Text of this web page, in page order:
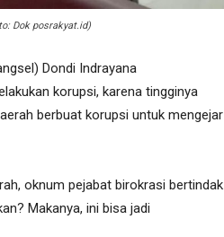
Dok posrakyat.id)
Dondi Indrayana
korupsi, karena tingginya
berbuat korupsi untuk mengejar
oknum pejabat birokrasi bertindak
Makanya, ini bisa jadi